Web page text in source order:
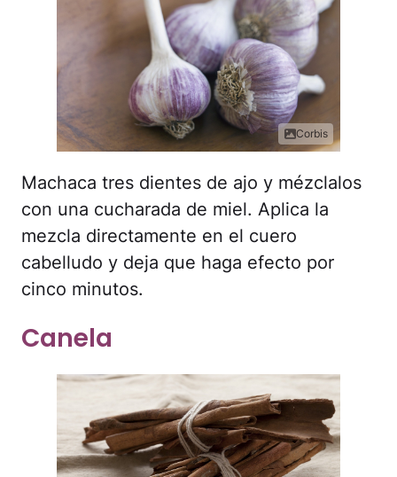
Corbis
Machaca tres dientes de ajo y mézclalos
con una cucharada de miel. Aplica la
mezcla directamente en el cuero
cabelludo y deja que haga efecto por
cinco minutos.
Canela